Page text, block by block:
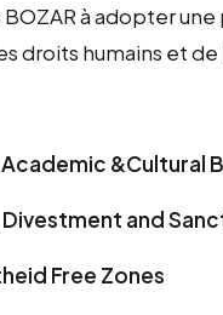
à adopter
droits humains et de
Academic &Cultural
and
Free Zones